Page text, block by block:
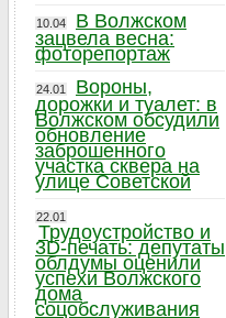
10.04
В Волжском
зацвела весна:
фоторепортаж
24.01
Вороны,
дорожки и туалет: в
Волжском обсудили
обновление
заброшенного
участка сквера на
улице Советской
22.01
Трудоустройство и
3D-печать: депутаты
облдумы оценили
успехи Волжского
дома
соцобслуживания